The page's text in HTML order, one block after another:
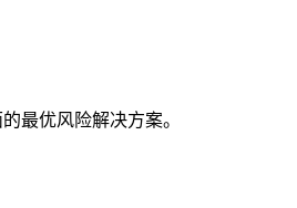
最优风险解决方案。